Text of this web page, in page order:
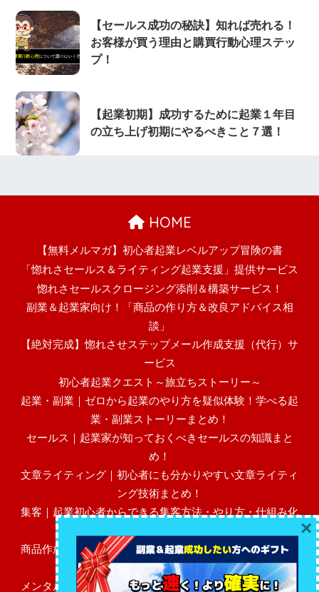
【セールス成功の秘訣】知れば売れる！
お客様が買う理由と購買行動心理ステッ
プ！
【起業初期】成功するために起業１年目
の立ち上げ初期にやるべきこと７選！
HOME
【無料メルマガ】初心者起業レベルアップ冒険の書
「惚れさセールス＆ライティング起業支援」提供サービス
惚れさセールスクロージング添削＆構築サービス！
副業＆起業家向け！「商品の作り方＆改良アドバイス相
談」
【絶対完成】惚れさせステップメール作成支援（代行）サ
ービス
初心者起業クエスト～旅立ちストーリー～
起業・副業｜ゼロから起業のやり方を疑似体験！学べる起
業・副業ストーリーまとめ！
セールス｜起業家が知っておくべきセールスの知識まと
め！
文章ライティング｜初心者にも分かりやすい文章ライティ
ング技術まとめ！
集客｜起業初心者からできる集客方法・やり方・仕組み化
商品作成｜初心者にも分かりやすい売れる高額商品作成・
作り方まとめ！
メンタル・マインド｜起業初心者に必要なビジネスメンタ
×